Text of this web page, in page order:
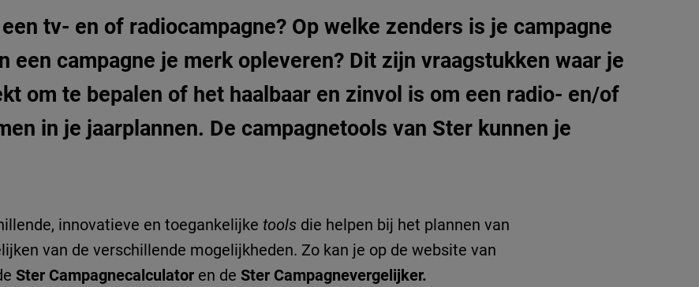
tv- en of radiocampagne? Op welke zenders is je campagne
een campagne je merk opleveren? Dit zijn vraagstukken waar je
om te bepalen of het haalbaar en zinvol is om een radio- en/of
in je jaarplannen. De campagnetools van Ster kunnen je
innovatieve en toegankelijke tools die helpen bij het plannen van
van de verschillende mogelijkheden. Zo kan je op de website van
Ster Campagnecalculator en de Ster Campagnevergelijker.